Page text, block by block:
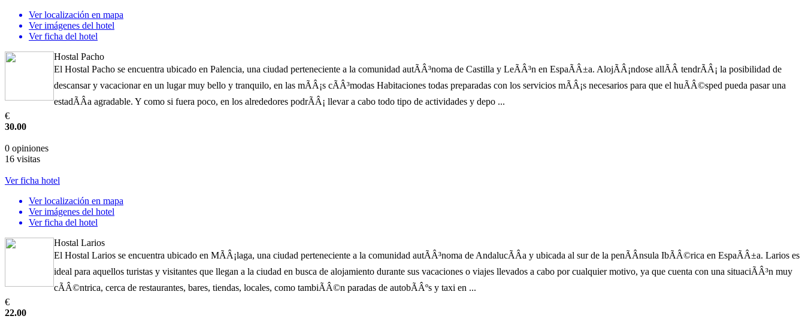
Ver localización en mapa
Ver imágenes del hotel
Ver ficha del hotel
Hostal Pacho
El Hostal Pacho se encuentra ubicado en Palencia, una ciudad perteneciente a la comunidad autÃÂ³noma de Castilla y LeÃÂ³n en EspaÃÂ±a. AlojÃÂ¡ndose allÃÂ­ tendrÃÂ¡ la posibilidad de
descansar y vacacionar en un lugar muy bello y tranquilo, en las mÃÂ¡s cÃÂ³modas Habitaciones todas preparadas con los servicios mÃÂ¡s necesarios para que el huÃÂ©sped pueda pasar una
estadÃÂ­a agradable. Y como si fuera poco, en los alrededores podrÃÂ¡ llevar a cabo todo tipo de actividades y depo ...
€
30.00
0 opiniones
16 visitas
Ver ficha hotel
Ver localización en mapa
Ver imágenes del hotel
Ver ficha del hotel
Hostal Larios
El Hostal Larios se encuentra ubicado en MÃÂ¡laga, una ciudad perteneciente a la comunidad autÃÂ³noma de AndalucÃÂ­a y ubicada al sur de la penÃÂ­nsula IbÃÂ©rica en EspaÃÂ±a. Larios es
ideal para aquellos turistas y visitantes que llegan a la ciudad en busca de alojamiento durante sus vacaciones o viajes llevados a cabo por cualquier motivo, ya que cuenta con una situaciÃÂ³n muy
cÃÂ©ntrica, cerca de restaurantes, bares, tiendas, locales, como tambiÃÂ©n paradas de autobÃÂºs y taxi en ...
€
22.00